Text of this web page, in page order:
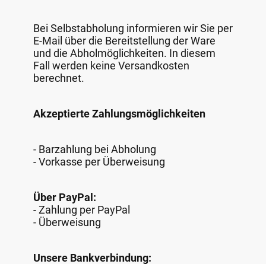
Bei Selbstabholung informieren wir Sie per
E-Mail über die Bereitstellung der Ware
und die Abholmöglichkeiten. In diesem
Fall werden keine Versandkosten
berechnet.
Akzeptierte Zahlungsmöglichkeiten
- Barzahlung bei Abholung
- Vorkasse per Überweisung
Über PayPal:
- Zahlung per PayPal
- Überweisung
Unsere Bankverbindung: